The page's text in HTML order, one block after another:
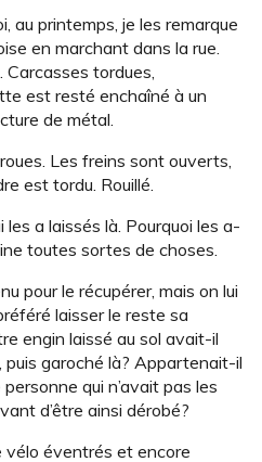
au printemps, je les remarque
en marchant dans la rue.
Carcasses tordues,
est resté enchaîné à un
de métal.
Les freins sont ouverts,
est tordu. Rouillé.
les a laissés là. Pourquoi les a-
toutes sortes de choses.
pour le récupérer, mais on lui
laisser le reste sa
engin laissé au sol avait-il
garoché là? Appartenait-il
qui n’avait pas les
d’être ainsi dérobé?
vélo éventrés et encore